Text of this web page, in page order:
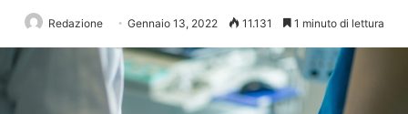
Redazione Gennaio 13, 2022 11.131 1 minuto di lettura